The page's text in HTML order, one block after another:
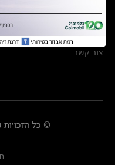
אולמות תצוגה
מרכזי שירות
צור קשר
© כל הזכויות